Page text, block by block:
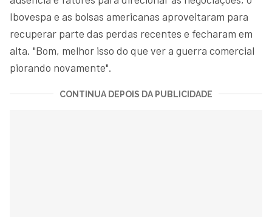
Ibovespa e as bolsas americanas aproveitaram para
recuperar parte das perdas recentes e fecharam em
alta. "Bom, melhor isso do que ver a guerra comercial
piorando novamente".
CONTINUA DEPOIS DA PUBLICIDADE